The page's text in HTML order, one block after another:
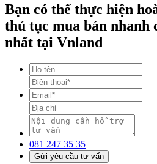
Bạn có thể thực hiện
thủ tục mua bán nhanh
nhất tại Vnland
081 247 35 35
Gửi yêu cầu tư vấn